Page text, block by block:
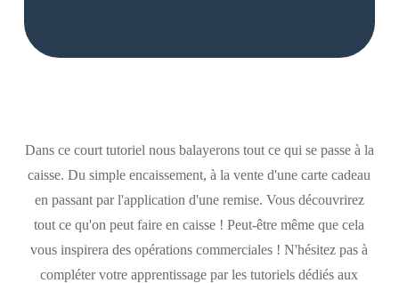
Dans ce court tutoriel nous balayerons tout ce qui se passe à la
caisse. Du simple encaissement, à la vente d'une carte cadeau
en passant par l'application d'une remise. Vous découvrirez
tout ce qu'on peut faire en caisse ! Peut-être même que cela
vous inspirera des opérations commerciales ! N'hésitez pas à
compléter votre apprentissage par les tutoriels dédiés aux